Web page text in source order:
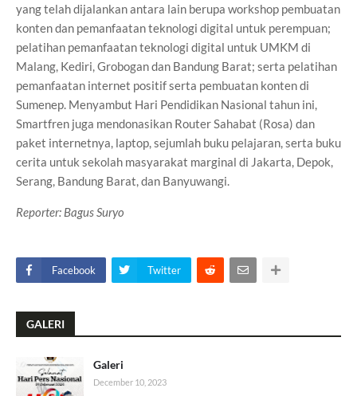
yang telah dijalankan antara lain berupa workshop pembuatan
konten dan pemanfaatan teknologi digital untuk perempuan;
pelatihan pemanfaatan teknologi digital untuk UMKM di
Malang, Kediri, Grobogan dan Bandung Barat; serta pelatihan
pemanfaatan internet positif serta pembuatan konten di
Sumenep. Menyambut Hari Pendidikan Nasional tahun ini,
Smartfren juga mendonasikan Router Sahabat (Rosa) dan
paket internetnya, laptop, sejumlah buku pelajaran, serta buku
cerita untuk sekolah masyarakat marginal di Jakarta, Depok,
Serang, Bandung Barat, dan Banyuwangi.
Reporter: Bagus Suryo
Facebook Twitter
GALERI
Galeri
December 10, 2023